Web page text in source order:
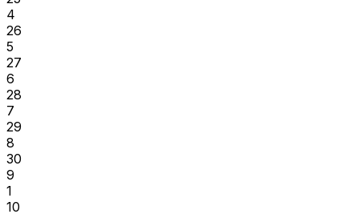
4
26
5
27
6
28
7
29
8
30
9
1
10